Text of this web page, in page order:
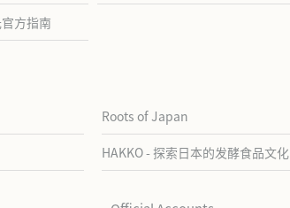
方指南
Roots of Japan
HAKKO - 探索日本的发酵食品文化